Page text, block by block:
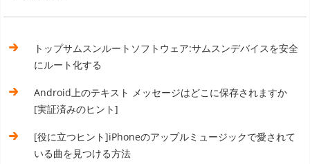
トップサムスンルートソフトウェア:サムスンデバイスを安全
にルート化する
Android上のテキスト メッセージはどこに保存されますか
[実証済みのヒント]
[役に立つヒント]iPhoneのアップルミュージックで愛されて
いる曲を見つける方法